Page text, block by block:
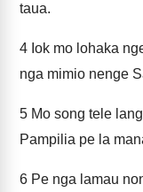
taua.
4 Iok mo lohaka
nga mimio nenge
5 Mo song tele
Pampilia pe la
6 Pe nga lamau